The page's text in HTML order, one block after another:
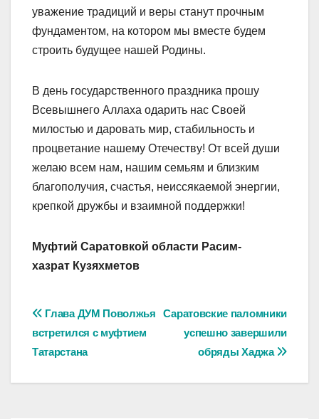
уважение традиций и веры станут прочным
фундаментом, на котором мы вместе будем
строить будущее нашей Родины.
В день государственного праздника прошу
Всевышнего Аллаха одарить нас Своей
милостью и даровать мир, стабильность и
процветание нашему Отечеству! От всей души
желаю всем нам, нашим семьям и близким
благополучия, счастья, неиссякаемой энергии,
крепкой дружбы и взаимной поддержки!
Муфтий Саратовкой области Расим-
хазрат Кузяхметов
Навигация
по
записям
Саратовские паломники
успешно завершили
обряды Хаджа
Глава ДУМ Поволжья
встретился с муфтием
Татарстана